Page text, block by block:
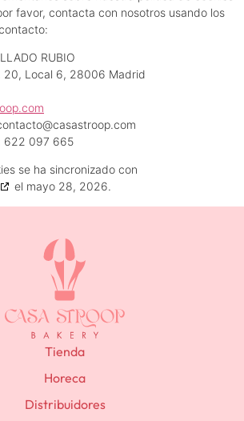
favor, contacta con nosotros usando los
RUBIO
20, Local 6, 28006 Madrid
casastroop.com
622 097 665
se ha sincronizado con
el mayo 28, 2026.
Tienda
Horeca
Distribuidores